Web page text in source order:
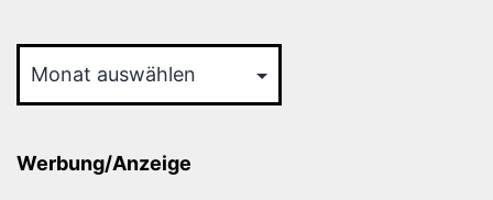
Werbung/Anzeige